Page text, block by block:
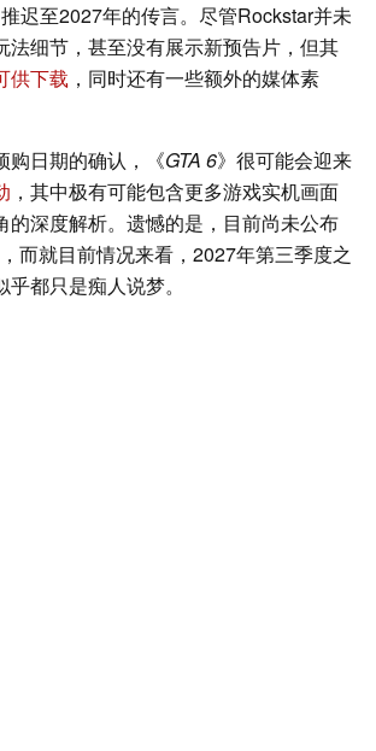
推迟至2027年的传言。尽管Rockstar并未
法细节，甚至没有展示新预告片，但其
供下载 ，同时还有一些额外的媒体素
购日期的确认，《GTA 6》很可能会迎来
，其中极有可能包含更多游戏实机画面
的深度解析。遗憾的是，目前尚未公布
而就目前情况来看，2027年第三季度之
都只是痴人说梦。